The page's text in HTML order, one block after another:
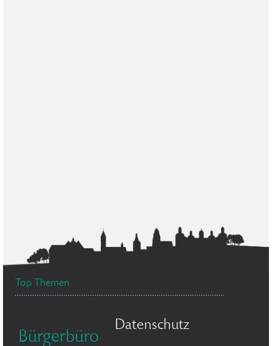
Top Themen
Bürgerbüro
Datenschutz